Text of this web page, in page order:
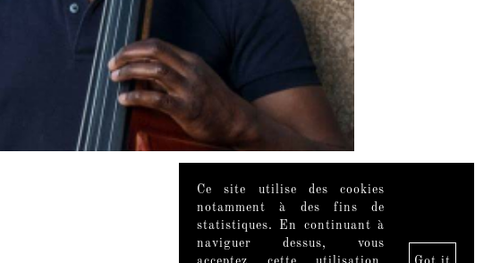
Ce site utilise des cookies
notamment à des fins de
statistiques. En continuant à
naviguer dessus, vous